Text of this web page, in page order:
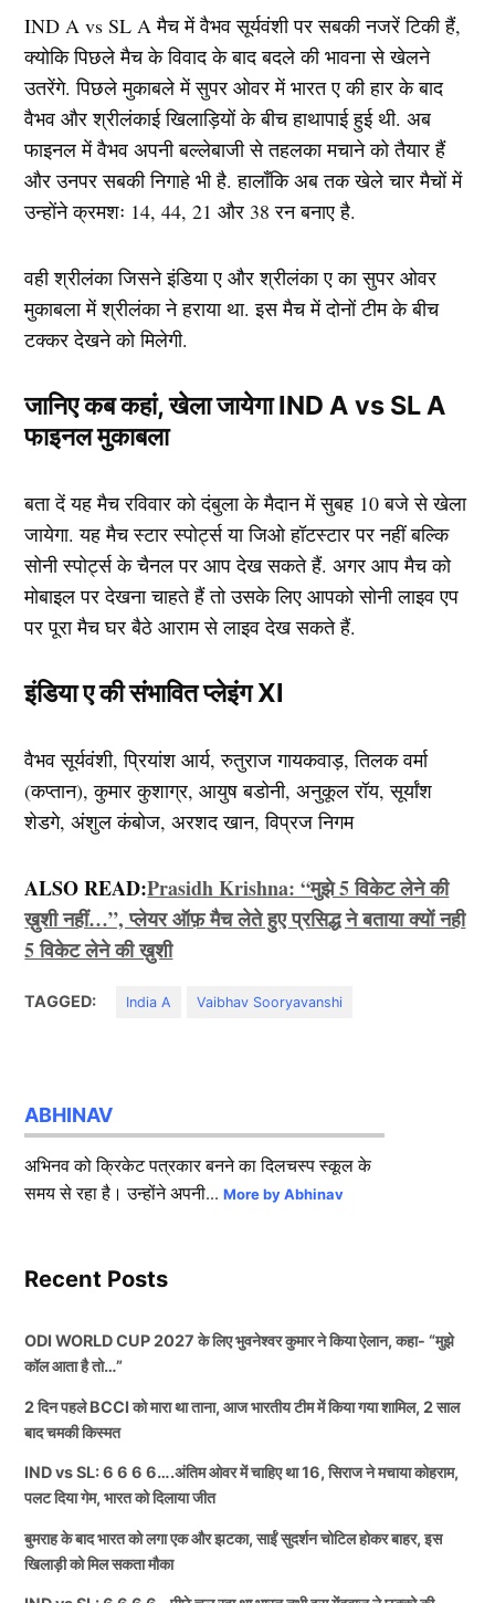
IND A vs SL A मैच में वैभव सूर्यवंशी पर सबकी नजरें टिकी हैं,
क्योकि पिछले मैच के विवाद के बाद बदले की भावना से खेलने
उतरेंगे. पिछले मुकाबले में सुपर ओवर में भारत ए की हार के बाद
वैभव और श्रीलंकाई खिलाड़ियों के बीच हाथापाई हुई थी. अब
फाइनल में वैभव अपनी बल्लेबाजी से तहलका मचाने को तैयार हैं
और उनपर सबकी निगाहे भी है. हालाँकि अब तक खेले चार मैचों में
उन्होंने क्रमशः 14, 44, 21 और 38 रन बनाए है.
वही श्रीलंका जिसने इंडिया ए और श्रीलंका ए का सुपर ओवर
मुकाबला में श्रीलंका ने हराया था. इस मैच में दोनों टीम के बीच
टक्कर देखने को मिलेगी.
जानिए कब कहां, खेला जायेगा IND A vs SL A
फाइनल मुकाबला
बता दें यह मैच रविवार को दंबुला के मैदान में सुबह 10 बजे से खेला
जायेगा. यह मैच स्टार स्पोर्ट्स या जिओ हॉटस्टार पर नहीं बल्कि
सोनी स्पोर्ट्स के चैनल पर आप देख सकते हैं. अगर आप मैच को
मोबाइल पर देखना चाहते हैं तो उसके लिए आपको सोनी लाइव एप
पर पूरा मैच घर बैठे आराम से लाइव देख सकते हैं.
इंडिया ए की संभावित प्लेइंग XI
वैभव सूर्यवंशी, प्रियांश आर्य, रुतुराज गायकवाड़, तिलक वर्मा
(कप्‍तान), कुमार कुशाग्र, आयुष बडोनी, अनुकूल रॉय, सूर्यांश
शेडगे, अंशुल कंबोज, अरशद खान, विप्रज निगम
ALSO READ:Prasidh Krishna: “मुझे 5 विकेट लेने की
ख़ुशी नहीं…”, प्लेयर ऑफ़ मैच लेते हुए प्रसिद्ध ने बताया क्यों नही
5 विकेट लेने की ख़ुशी
TAGGED: India A Vaibhav Sooryavanshi
ABHINAV
अभिनव को क्रिकेट पत्रकार बनने का दिलचस्प स्कूल के
समय से रहा है। उन्होंने अपनी...More by Abhinav
Recent Posts
ODI WORLD CUP 2027 के लिए भुवनेश्वर कुमार ने किया ऐलान, कहा- “मुझे
कॉल आता है तो…”
2 दिन पहले BCCI को मारा था ताना, आज भारतीय टीम में किया गया शामिल, 2 साल
बाद चमकी किस्मत
IND vs SL: 6 6 6 6….अंतिम ओवर में चाहिए था 16, सिराज ने मचाया कोहराम,
पलट दिया गेम, भारत को दिलाया जीत
बुमराह के बाद भारत को लगा एक और झटका, साईं सुदर्शन चोटिल होकर बाहर, इस
खिलाड़ी को मिल सकता मौका